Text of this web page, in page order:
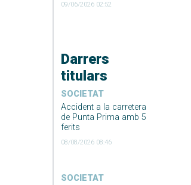
09/06/2026 02:52
Darrers
titulars
SOCIETAT
Accident a la carretera
de Punta Prima amb 5
ferits
08/08/2026 08:46
SOCIETAT